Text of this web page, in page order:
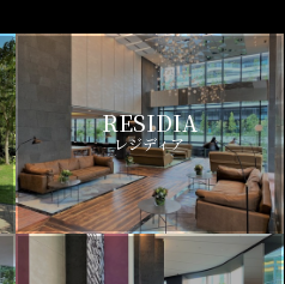
RESIDIA
レジディア